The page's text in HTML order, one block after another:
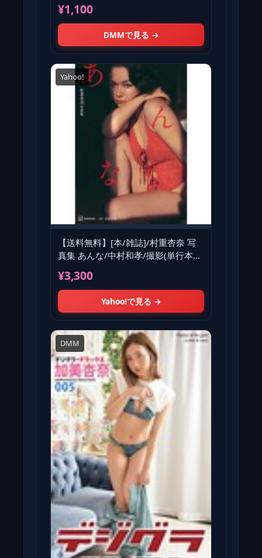
¥1,100
DMMで見る →
Yahoo!
【送料無料】[本/雑誌]/村重杏奈 写
真集 あんな/中村和孝/撮影(単行本・
¥3,300
Yahoo!で見る →
DMM